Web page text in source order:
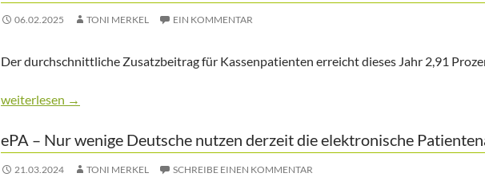
06.02.2025 TONI MERKEL EIN KOMMENTAR
Der durchschnittliche Zusatzbeitrag für Kassenpatienten erreicht dieses Jahr 2,91
Zusatzbeitrag 2025 – Beitragssätze liegen zwischen 1,04 und 4,40 Prozentpunkten
weiterlesen →
ePA – Nur wenige Deutsche nutzen derzeit die elektronische
21.03.2024 TONI MERKEL SCHREIBE EINEN KOMMENTAR